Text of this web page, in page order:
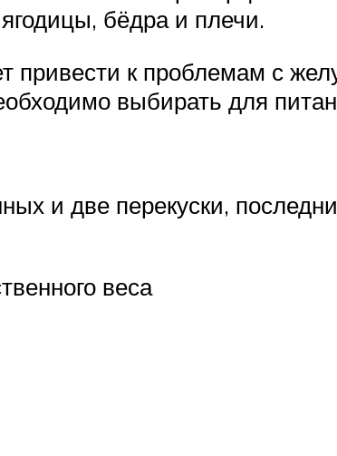
бёдра и плечи.
привести к проблемам с
выбирать для
и две перекуски,
веса